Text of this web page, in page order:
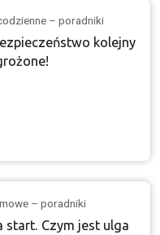
– poradniki
kolejny
– poradniki
start. Czym jest ulga